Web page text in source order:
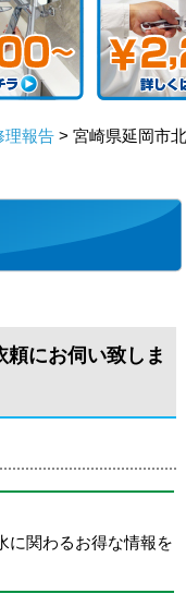
理報告 > 宮崎県延岡市
にお伺い致しま
に関わるお得な情報を